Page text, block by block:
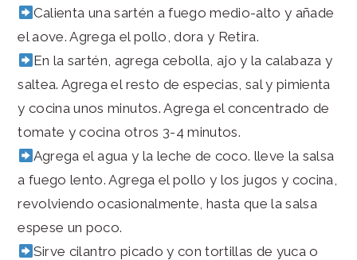
Calienta una sartén a fuego medio-alto y añade
el aove. Agrega el pollo, dora y Retira.
En la sartén, agrega cebolla, ajo y la calabaza y
saltea. Agrega el resto de especias, sal y pimienta
y cocina unos minutos. Agrega el concentrado de
tomate y cocina otros 3-4 minutos.
Agrega el agua y la leche de coco. lleve la salsa
a fuego lento. Agrega el pollo y los jugos y cocina,
revolviendo ocasionalmente, hasta que la salsa
espese un poco.
Sirve cilantro picado y con tortillas de yuca o